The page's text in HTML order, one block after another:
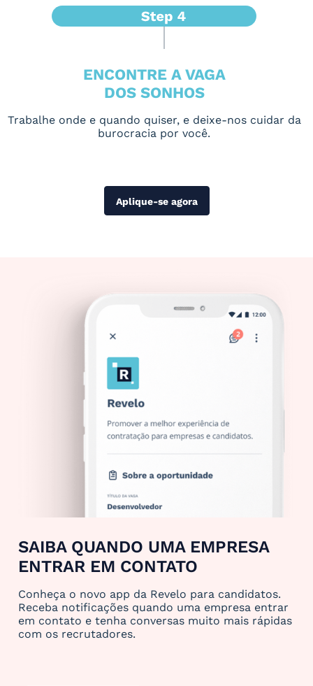
ENCONTRE A VAGA
DOS SONHOS
Trabalhe onde e quando quiser, e deixe-nos cuidar da
burocracia por você.
Aplique-se agora
SAIBA QUANDO UMA EMPRESA
ENTRAR EM CONTATO
Conheça o novo app da Revelo para candidatos.
Receba notificações quando uma empresa entrar
em contato e tenha conversas muito mais rápidas
com os recrutadores.